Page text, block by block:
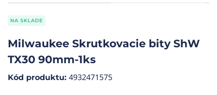
NA SKLADE
Milwaukee Skrutkovacie bity ShW
TX30 90mm-1ks
Kód produktu: 4932471575